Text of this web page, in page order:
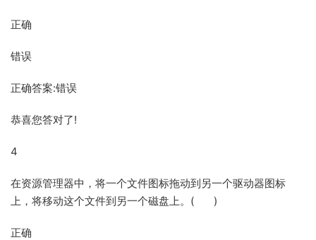
正确
错误
正确答案:错误
恭喜您答对了!
4
在资源管理器中，将一个文件图标拖动到另一个驱动器图标
上，将移动这个文件到另一个磁盘上。( )
正确